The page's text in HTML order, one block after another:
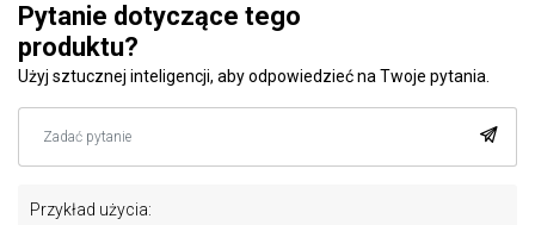
Pytanie dotyczące tego
produktu?
Użyj sztucznej inteligencji, aby odpowiedzieć na Twoje pytania.
Przykład użycia: